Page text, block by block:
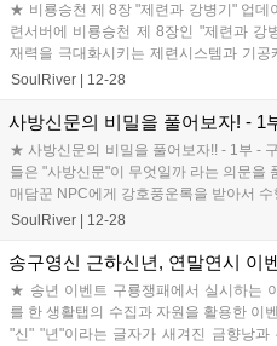
★ 비룡승천 제 8장 "제련과 강병기" 업데
련서버에 비룡승천 제 8장인 "제련과 강
재력을 극대화시키는 제련시스템과 기
보도록 하자. ▶ 제련이란? ...
SoulRiver 12-28
사방신문의 비밀을 풀어보자! - 1
★ 사방신문의 비밀을 풀어보자!! - 1부 -
들은 "사방신문"이 무엇일까 라는 의문을
매담꾼 NPC에게 강호풍운록을 받아서
적인 시대흐름과 사방...
SoulRiver 12-28
송구영신 근하신년, 연말연시 이
★ 송년 이벤트 구룡쟁패에서 실시하는
를 한 생활탭의 수집과 자원을 활용한 이
"신" "년"이라는 글자가 새겨진 금향낭과